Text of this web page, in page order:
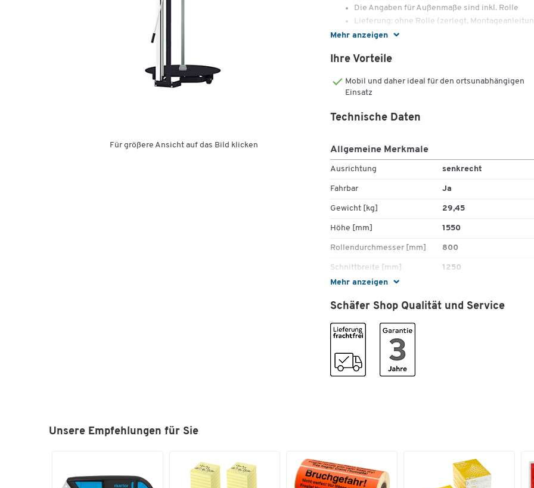
Für größere Ansicht auf das Bild klicken
Mehr anzeigen
Die Angaben für Außenmaße sind inkl. Rolle
Lieferung: ohne Rolle (zerlegt,
liegt bei)
Ihre Vorteile
Mobil und daher ideal für den ortsunabhängigen
Einsatz
Mehr anzeigen
Technische Daten
Allgemeine Merkmale
Ausrichtung senkrecht
Fahrbar Ja
Gewicht [kg] 29,45
Höhe [mm] 1550
Rollendurchmesser [mm] 800
Schnittbreite [mm] 1250
Tiefe [mm]
Tragkraft [kg] 200
Typ
Farben
Farbe
Schäfer Shop Qualität und Service
Unsere Empfehlungen für Sie